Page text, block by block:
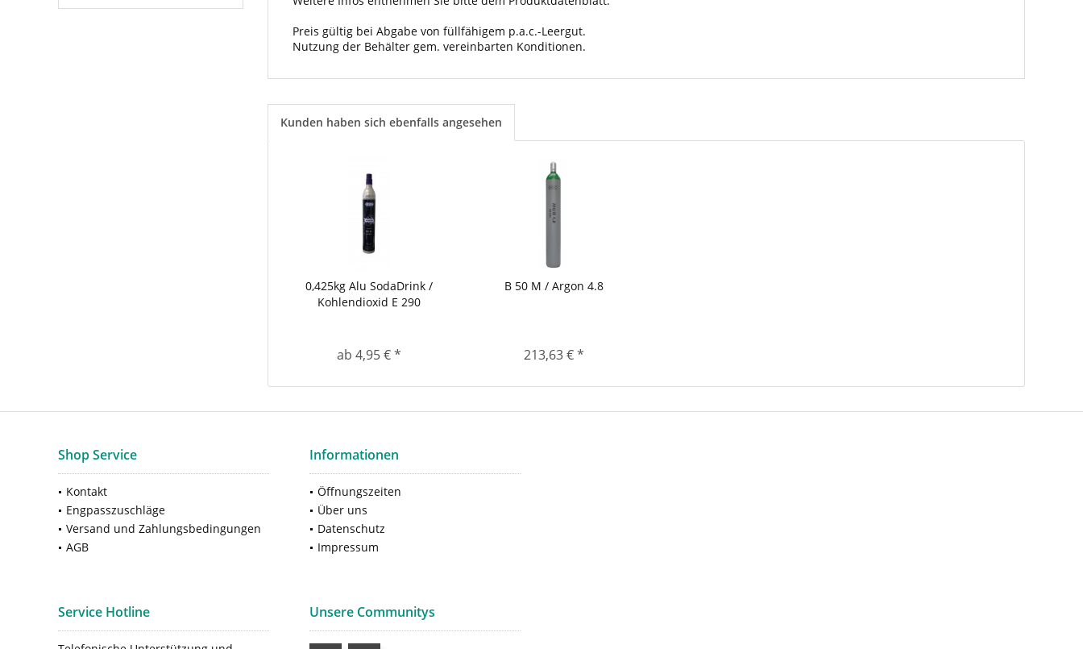
Preis gültig bei Abgabe von füllfähigem p.a.c.-Leergut.
Nutzung der Behälter gem. vereinbarten Konditionen.
Kunden haben sich ebenfalls angesehen
0,425kg Alu SodaDrink /
Kohlendioxid E 290
ab 4,95 € *
B 50 M / Argon 4.8
213,63 € *
Shop Service
Kontakt
Engpasszuschläge
Versand und Zahlungsbedingungen
AGB
Informationen
Öffnungszeiten
Über uns
Datenschutz
Impressum
Service Hotline Unsere Communitys